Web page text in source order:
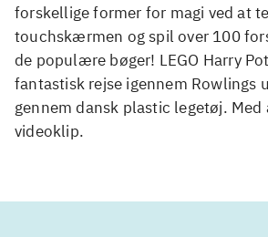
forskellige former for magi ved at
touchskærmen og spil over 100
de populære bøger! LEGO Harry
fantastisk rejse igennem Rowlings
gennem dansk plastic legetøj.
videoklip.